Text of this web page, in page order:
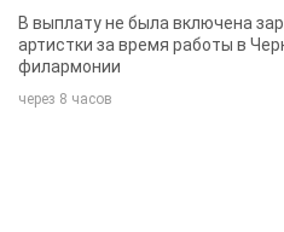
певица
В выплату не была включена
артистки за время работы в
филармонии
через 8 часов